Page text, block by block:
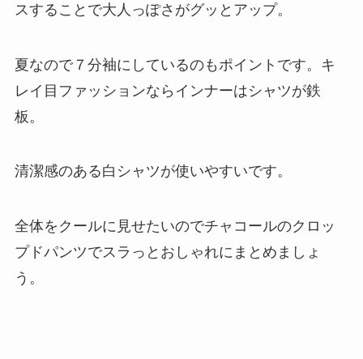
スすることで大人っぽさがグッとアップ。
夏なので７分袖にしているのもポイントです。キ
レイ目ファッションならインナーはシャツが鉄
板。
清潔感のある白シャツが使いやすいです。
全体をクールに見せたいのでチャコールのクロッ
プドパンツでスラっとおしゃれにまとめましょ
う。